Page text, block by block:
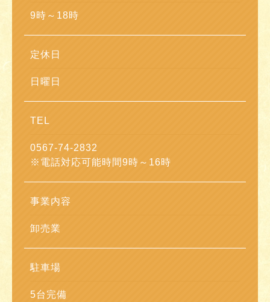
9時～18時
定休日
日曜日
TEL
0567-74-2832
※電話対応可能時間9時～16時
事業内容
卸売業
駐車場
5台完備